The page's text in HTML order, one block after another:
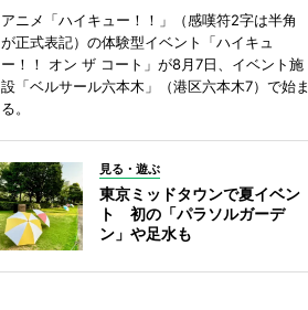
アニメ「ハイキュー！！」（感嘆符2字は半角
が正式表記）の体験型イベント「ハイキュ
ー！！ オン ザ コート」が8月7日、イベント施
設「ベルサール六本木」（港区六本木7）で始ま
る。
見る・遊ぶ
東京ミッドタウンで夏イベン
ト 初の「パラソルガーデ
ン」や足水も